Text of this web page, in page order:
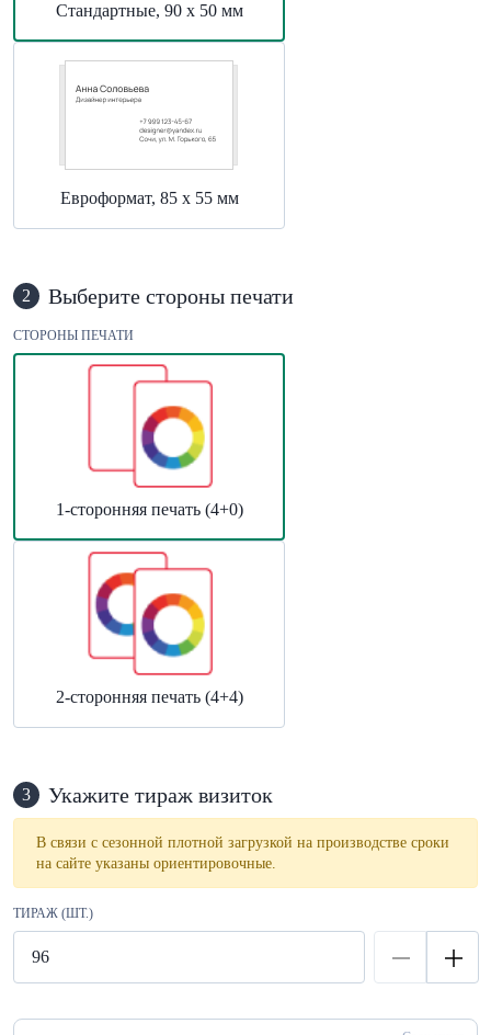
Стандартные, 90 х 50 мм
Евроформат, 85 х 55 мм
2 Выберите стороны печати
СТОРОНЫ ПЕЧАТИ
1-сторонняя печать (4+0)
2-сторонняя печать (4+4)
3 Укажите тираж визиток
В связи с сезонной плотной загрузкой на производстве сроки
на сайте указаны ориентировочные.
ТИРАЖ (ШТ.)